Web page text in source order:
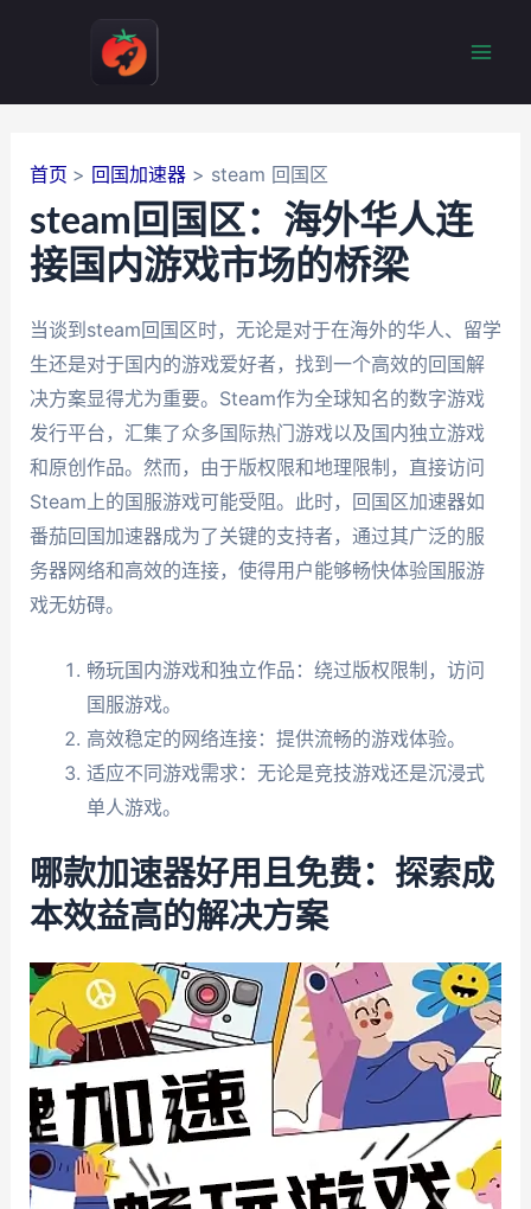
首页 回国加速器 steam 回国区
steam回国区：海外华人连
接国内游戏市场的桥梁
当谈到steam回国区时，无论是对于在海外的华人、留学
生还是对于国内的游戏爱好者，找到一个高效的回国解
决方案显得尤为重要。Steam作为全球知名的数字游戏
发行平台，汇集了众多国际热门游戏以及国内独立游戏
和原创作品。然而，由于版权限和地理限制，直接访问
Steam上的国服游戏可能受阻。此时，回国区加速器如
番茄回国加速器成为了关键的支持者，通过其广泛的服
务器网络和高效的连接，使得用户能够畅快体验国服游
戏无妨碍。
畅玩国内游戏和独立作品：绕过版权限制，访问
国服游戏。
高效稳定的网络连接：提供流畅的游戏体验。
适应不同游戏需求：无论是竞技游戏还是沉浸式
单人游戏。
哪款加速器好用且免费：探索成
本效益高的解决方案